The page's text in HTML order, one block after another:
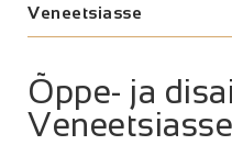
Veneetsiasse
Õppe- ja
Veneetsiasse